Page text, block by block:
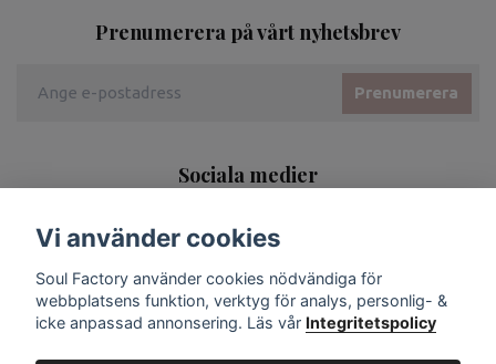
Prenumerera på vårt nyhetsbrev
Prenumerera
Sociala medier
Vi använder cookies
Soul Factory använder cookies nödvändiga för
webbplatsens funktion, verktyg för analys, personlig- &
icke anpassad annonsering. Läs vår Integritetspolicy